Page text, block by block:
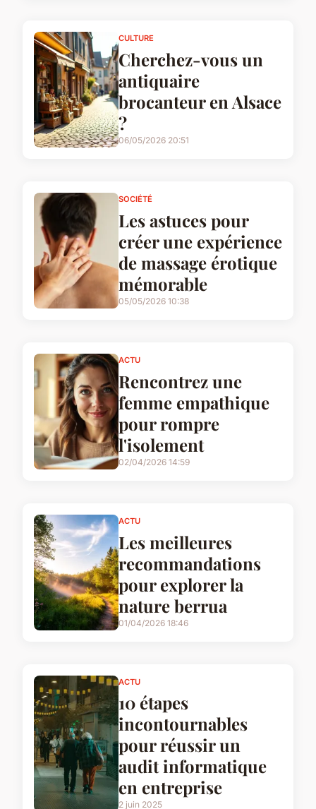
CULTURE
Cherchez-vous un
antiquaire
brocanteur en Alsace
?
06/05/2026 20:51
SOCIÉTÉ
Les astuces pour
créer une expérience
de massage érotique
mémorable
05/05/2026 10:38
ACTU
Rencontrez une
femme empathique
pour rompre
l'isolement
02/04/2026 14:59
ACTU
Les meilleures
recommandations
pour explorer la
nature berrua
01/04/2026 18:46
ACTU
10 étapes
incontournables
pour réussir un
audit informatique
en entreprise
2 juin 2025